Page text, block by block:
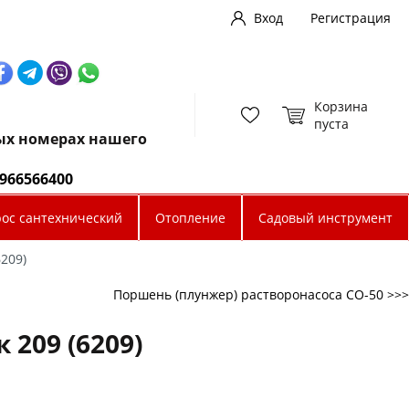
Вход
Регистрация
номерах нашего
Корзина
пуста
сантехнический Отопление Садовый инструмент
Поршень (плунжер) растворонасоса СО-50 >>>
(6209)